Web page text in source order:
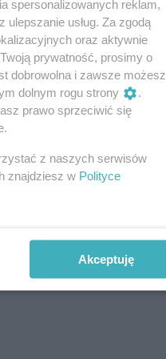
spersonalizowanych reklam,
usług. Za zgodą
oraz aktywnie
prywatność, prosimy o
dobrowolna i zawsze możesz
dolnym rogu strony
.
prawo sprzeciwić się
z naszych serwisów
znajdziesz w Polityce
Akceptuję